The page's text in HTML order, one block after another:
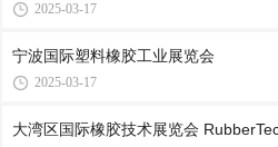
2025-03-17
宁波国际塑料橡胶工业展览会
2025-03-17
大湾区国际橡胶技术展览会